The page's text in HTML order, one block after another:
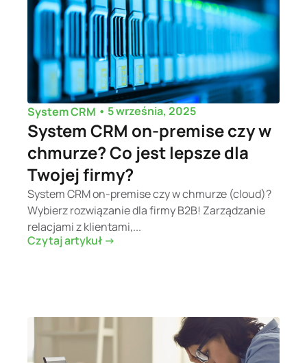
System CRM • 5 września, 2025
System CRM on-premise czy w
chmurze? Co jest lepsze dla
Twojej firmy?
System CRM on-premise czy w chmurze (cloud)?
Wybierz rozwiązanie dla firmy B2B! Zarządzanie
relacjami z klientami,...
Czytaj artykuł ->